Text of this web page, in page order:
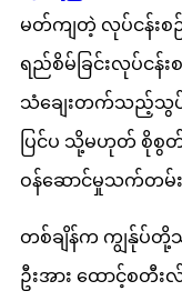
မတ်ကျတဲ့ လုပ်ငန်းစဉ်
ရည်စိမ်ခြင်းလုပ်ငန်
သံချေးတက်သည့်သွပ်
ပြင်ပ သို့မဟုတ် စိုစွ
ဝန်ဆောင်မှုသက်တမ်
တစ်ချိန်က ကျွန်ုပ်
ဦးအား ထောင့်စတီ